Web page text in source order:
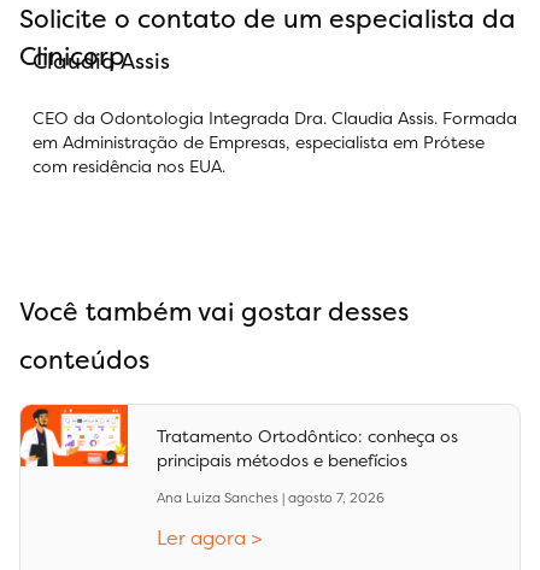
Solicite o contato de um especialista da
Clinicorp
Claudia Assis
CEO da Odontologia Integrada Dra. Claudia Assis. Formada
em Administração de Empresas, especialista em Prótese
com residência nos EUA.
Você também vai gostar desses
conteúdos
Tratamento Ortodôntico: conheça os
principais métodos e benefícios
Ana Luiza Sanches agosto 7, 2026
Ler agora >